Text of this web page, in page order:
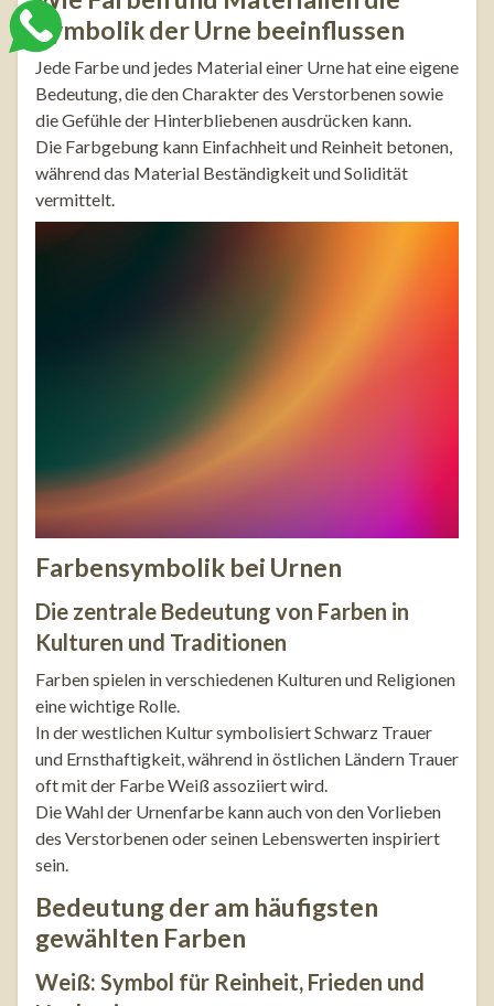
Symbolik der Urne beeinflussen
Jede Farbe und jedes Material einer Urne hat eine eigene
Bedeutung, die den Charakter des Verstorbenen sowie
die Gefühle der Hinterbliebenen ausdrücken kann.
Die Farbgebung kann Einfachheit und Reinheit betonen,
während das Material Beständigkeit und Solidität
vermittelt.
Farbensymbolik bei Urnen
Die zentrale Bedeutung von Farben in
Kulturen und Traditionen
Farben spielen in verschiedenen Kulturen und Religionen
eine wichtige Rolle.
In der westlichen Kultur symbolisiert Schwarz Trauer
und Ernsthaftigkeit, während in östlichen Ländern Trauer
oft mit der Farbe Weiß assoziiert wird.
Die Wahl der Urnenfarbe kann auch von den Vorlieben
des Verstorbenen oder seinen Lebenswerten inspiriert
sein.
Bedeutung der am häufigsten
gewählten Farben
Weiß: Symbol für Reinheit, Frieden und